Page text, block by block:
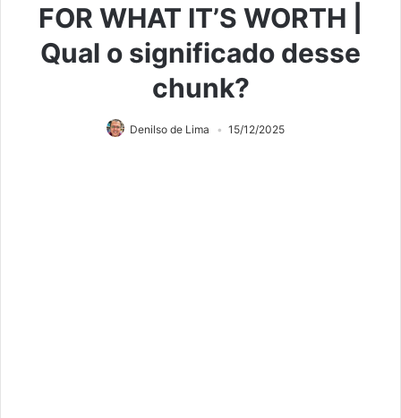
FOR WHAT IT’S WORTH |
Qual o significado desse
chunk?
Denilso de Lima 15/12/2025